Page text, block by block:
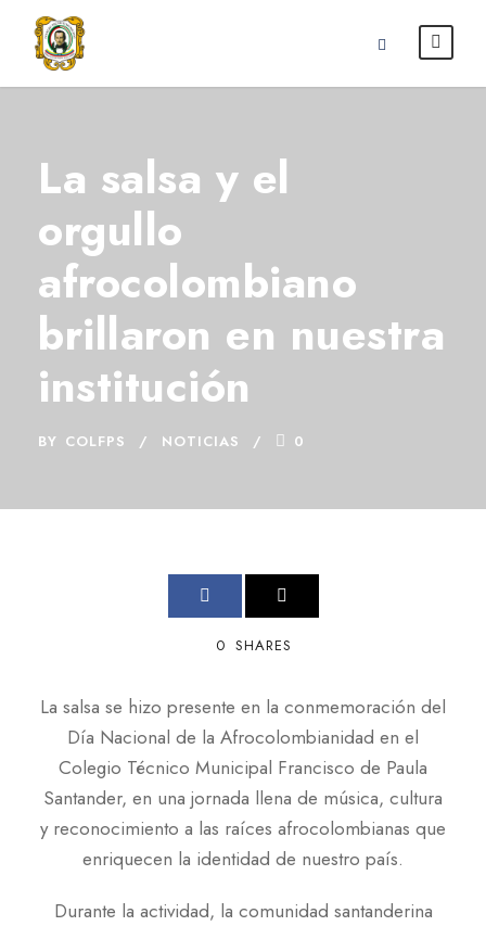
La salsa y el
orgullo
afrocolombiano
brillaron en nuestra
institución
BY COLFPS NOTICIAS 0
0 SHARES
La salsa se hizo presente en la conmemoración del
Día Nacional de la Afrocolombianidad en el
Colegio Técnico Municipal Francisco de Paula
Santander, en una jornada llena de música, cultura
y reconocimiento a las raíces afrocolombianas que
enriquecen la identidad de nuestro país.
Durante la actividad, la comunidad santanderina